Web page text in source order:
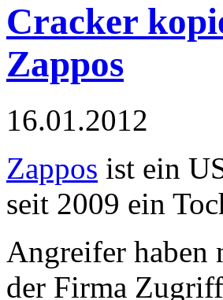
Cracker
Zappos
16.01.2012
Zappos ist ein
seit 2009 ein
Angreifer haben
der Firma